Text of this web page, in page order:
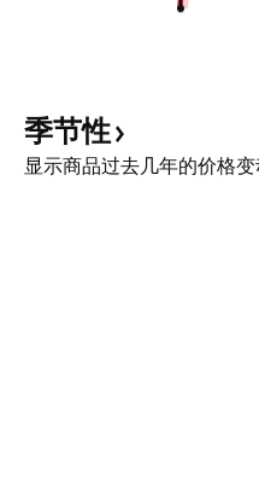
季节性
显示商品过去几年的价格